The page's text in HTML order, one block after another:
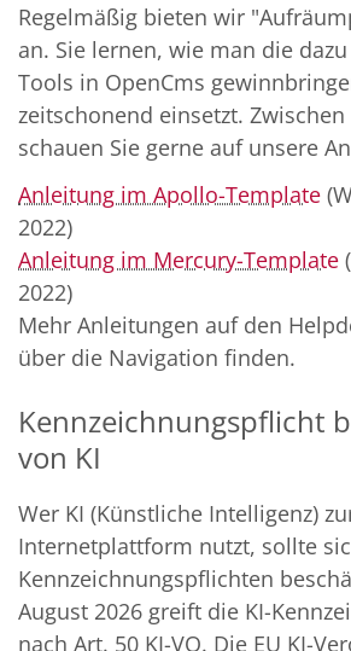
Regelmäßig bieten wir
an. Sie lernen, wie man die
Tools in OpenCms
zeitschonend einsetzt.
schauen Sie gerne auf unsere
Anleitung im Apollo-Template
2022)
Anleitung im Mercury-Template
2022)
Mehr Anleitungen auf den
über die Navigation finden.
Kennzeichnungspflicht
von KI
Wer KI (Künstliche Intelligenz)
Internetplattform nutzt, sollte
Kennzeichnungspflichten
August 2026 greift die KI-
nach Art. 50 KI-VO. Die EU KI-